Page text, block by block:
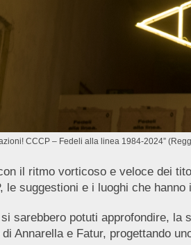
CCCP – Fedeli alla linea 1984-2024”
il ritmo vorticoso e veloce dei
le suggestioni e i luoghi che
sarebbero potuti approfondire,
Annarella e Fatur, progettando